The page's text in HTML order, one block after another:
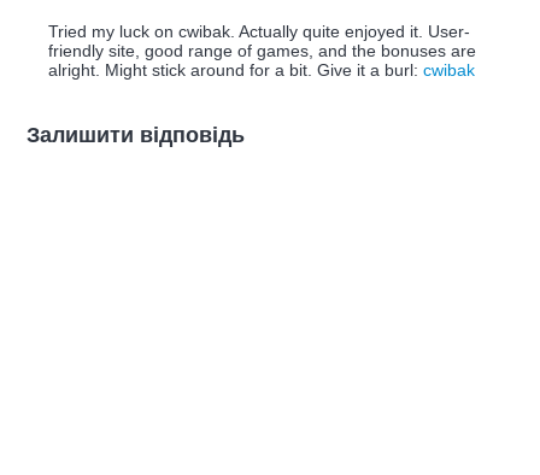
Tried my luck on cwibak. Actually quite enjoyed it. User-
friendly site, good range of games, and the bonuses are
alright. Might stick around for a bit. Give it a burl: cwibak
Залишити відповідь